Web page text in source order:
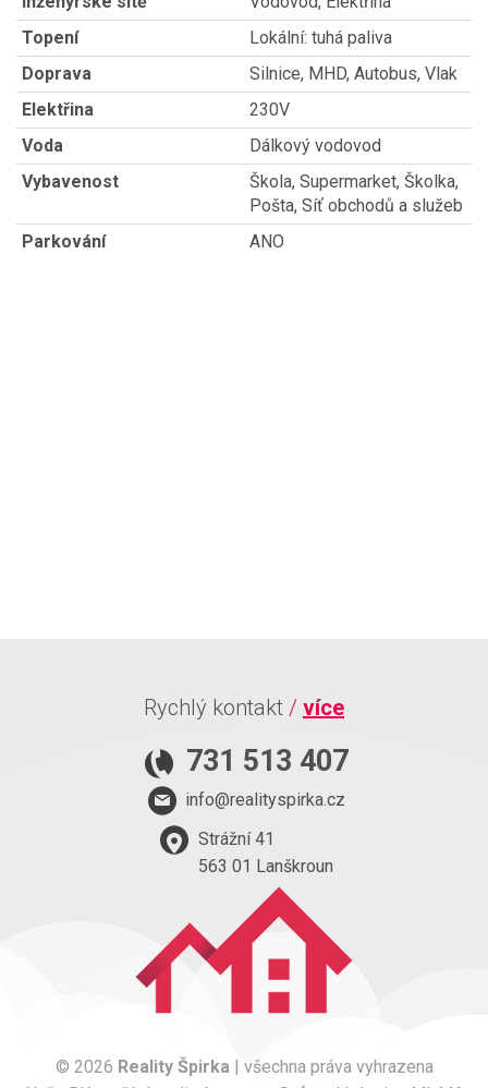
Topení
Lokální: tuhá paliva
Doprava
Silnice, MHD, Autobus, Vlak
Elektřina
230V
Voda
Dálkový vodovod
Vybavenost
Škola, Supermarket, Školka,
Pošta, Síť obchodů a služeb
Parkování
ANO
Rychlý kontakt / více
731 513 407
info@realityspirka.cz
Strážní 41
563 01 Lanškroun
© 2026 Reality Špirka | všechna práva vyhrazena